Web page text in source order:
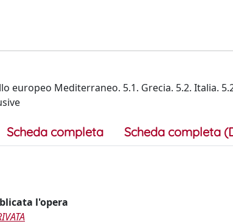
europeo Mediterraneo. 5.1. Grecia. 5.2. Italia.
Scheda completa Scheda completa
l'opera